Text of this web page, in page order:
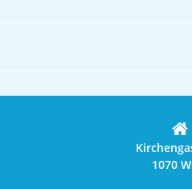
1070